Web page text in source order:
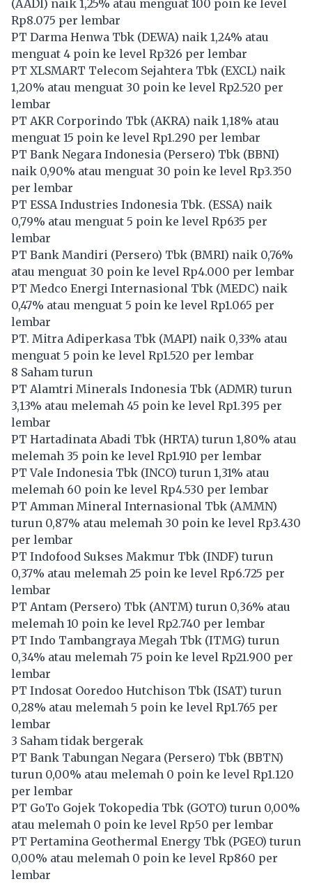
(AADI ) naik 1,25% atau menguat 100 poin ke level
Rp8.075 per lembar
PT Darma Henwa Tbk (DEWA) naik 1,24% atau
menguat 4 poin ke level Rp326 per lembar
PT XLSMART Telecom Sejahtera Tbk (EXCL) naik
1,20% atau menguat 30 poin ke level Rp2.520 per
lembar
PT AKR Corporindo Tbk (AKRA) naik 1,18% atau
menguat 15 poin ke level Rp1.290 per lembar
PT Bank Negara Indonesia (Persero) Tbk (BBNI)
naik 0,90% atau menguat 30 poin ke level Rp3.350
per lembar
PT ESSA Industries Indonesia Tbk. (ESSA) naik
0,79% atau menguat 5 poin ke level Rp635 per
lembar
PT Bank Mandiri (Persero) Tbk (BMRI) naik 0,76%
atau menguat 30 poin ke level Rp4.000 per lembar
PT Medco Energi Internasional Tbk (MEDC) naik
0,47% atau menguat 5 poin ke level Rp1.065 per
lembar
PT. Mitra Adiperkasa Tbk (MAPI) naik 0,33% atau
menguat 5 poin ke level Rp1.520 per lembar
8 Saham turun
PT Alamtri Minerals Indonesia Tbk (ADMR) turun
3,13% atau melemah 45 poin ke level Rp1.395 per
lembar
PT Hartadinata Abadi Tbk (HRTA) turun 1,80% atau
melemah 35 poin ke level Rp1.910 per lembar
PT Vale Indonesia Tbk (INCO) turun 1,31% atau
melemah 60 poin ke level Rp4.530 per lembar
PT Amman Mineral Internasional Tbk (AMMN)
turun 0,87% atau melemah 30 poin ke level Rp3.430
per lembar
PT Indofood Sukses Makmur Tbk (INDF) turun
0,37% atau melemah 25 poin ke level Rp6.725 per
lembar
PT Antam (Persero) Tbk (ANTM) turun 0,36% atau
melemah 10 poin ke level Rp2.740 per lembar
PT Indo Tambangraya Megah Tbk (ITMG) turun
0,34% atau melemah 75 poin ke level Rp21.900 per
lembar
PT Indosat Ooredoo Hutchison Tbk (ISAT) turun
0,28% atau melemah 5 poin ke level Rp1.765 per
lembar
3 Saham tidak bergerak
PT Bank Tabungan Negara (Persero) Tbk (BBTN)
turun 0,00% atau melemah 0 poin ke level Rp1.120
per lembar
PT GoTo Gojek Tokopedia Tbk (GOTO) turun 0,00%
atau melemah 0 poin ke level Rp50 per lembar
PT Pertamina Geothermal Energy Tbk (PGEO) turun
0,00% atau melemah 0 poin ke level Rp860 per
lembar